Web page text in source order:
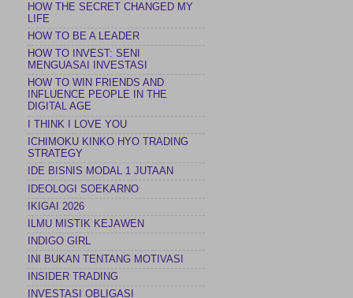
HOW THE SECRET CHANGED MY
LIFE
HOW TO BE A LEADER
HOW TO INVEST: SENI
MENGUASAI INVESTASI
HOW TO WIN FRIENDS AND
INFLUENCE PEOPLE IN THE
DIGITAL AGE
I THINK I LOVE YOU
ICHIMOKU KINKO HYO TRADING
STRATEGY
IDE BISNIS MODAL 1 JUTAAN
IDEOLOGI SOEKARNO
IKIGAI 2026
ILMU MISTIK KEJAWEN
INDIGO GIRL
INI BUKAN TENTANG MOTIVASI
INSIDER TRADING
INVESTASI OBLIGASI